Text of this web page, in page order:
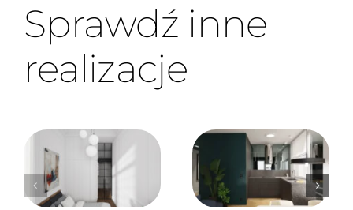
Sprawdź inne
realizacje